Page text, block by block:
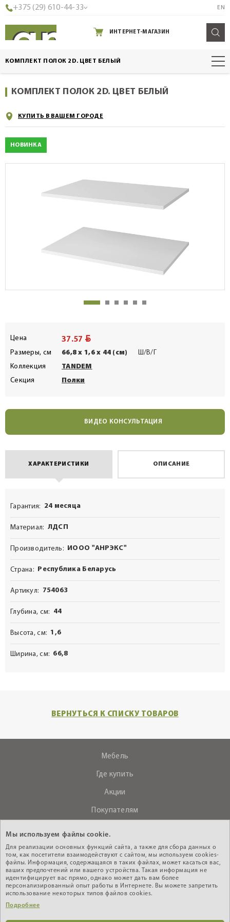
+375 (29) 610-44-33 EN
ИНТЕРНЕТ-МАГАЗИН
КОМПЛЕКТ ПОЛОК 2D. ЦВЕТ БЕЛЫЙ
КОМПЛЕКТ ПОЛОК 2D. ЦВЕТ БЕЛЫЙ
КУПИТЬ В ВАШЕМ ГОРОДЕ
Цена 37.57 BYN
Размеры, см 66,8 x 1,6 x 44 (см)
Ш/В/Г
Коллекция
TANDEM
Секция
Полки
ВИДЕО КОНСУЛЬТАЦИЯ
ХАРАКТЕРИСТИКИ ОПИСАНИЕ
Гарантия 24 месяца
Материал ЛДСП
Производитель ИООО "АНРЭКС"
Страна Республика Беларусь
Артикул 754063
Глубина, см 44
Высота, см 1,6
Ширина, см 66,8
ВЕРНУТЬСЯ К СПИСКУ ТОВАРОВ
Мебель
Где купить
Акции
Покупателям
Контакты
+375 (29) 610-44-33
Интернет - магазин
Мы используем файлы cookie.
Для реализации основных функций сайта, а также для сбора данных о
том, как посетители взаимодействуют с сайтом, мы используем cookies-
файлы. Информация, содержащаяся в таких файлах, может касаться вас,
ваших предпочтений или вашего устройства. Такая информация не
идентифицирует вас прямо, однако может дать вам более
персонализированный опыт работы в Интернете. Вы можете запретить
использование некоторых типов файлов cookies.
Подробнее